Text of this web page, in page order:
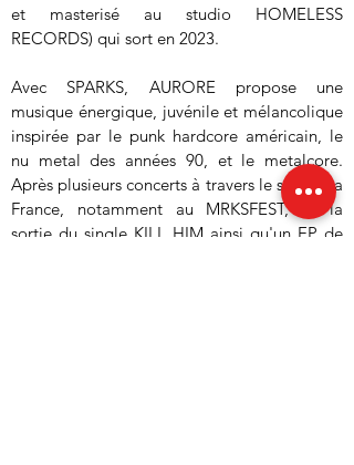
et masterisé au studio HOMELESS
RECORDS) qui sort en 2023.
Avec SPARKS, AURORE propose une
musique énergique, juvénile et mélancolique
inspirée par le punk hardcore américain, le
nu metal des années 90, et le metalcore.
Après plusieurs concerts à travers le sud de la
France, notamment au MRKSFEST, et la
sortie du single KILL HIM ainsi qu'un EP de